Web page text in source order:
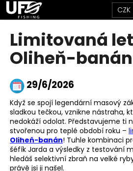
Přejít
na
obsah
CZK
Limitovaná
Oliheň-banán
29/6/2026
Když se spojí legendární masový
sladkou tečkou, vznikne nástraha,
nedokáží odolat. Představujeme ti
stvořenou pro teplé období roku –
Oliheň-banán! Tuhle kombinaci
šéfík Jarda a výsledky z testování
hledáš selektivní zbraň na velké
právě jsi ji našel.
K
o
C
o
p
o
t
ř
e
b
u